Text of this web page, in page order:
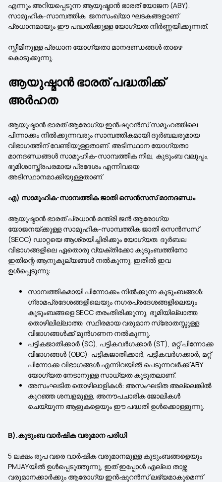
എന്നും അറിയപ്പെടുന്ന ആയുഷ്മാൻ ഭാരത് യോജന (ABY).
സാമൂഹിക-സാമ്പത്തിക, ജനസംഖ്യാ ഘടകങ്ങളാണ്
പ്രധാനമായും ഈ പദ്ധതിക്കുള്ള യോഗ്യത നിർണ്ണയിക്കുന്നത്.
സ്കീമിനുള്ള പ്രധാന യോഗ്യതാ മാനദണ്ഡങ്ങൾ താഴെ
കൊടുക്കുന്നു.
ആയുഷ്മാൻ ഭാരത് പദ്ധതിക്ക്
അർഹത
ആയുഷ്മാൻ ഭാരത് ആരോഗ്യ ഇൻഷുറൻസ് സമൂഹത്തിലെ
പിന്നാക്കം നിൽക്കുന്നവരും സാമ്പത്തികമായി ദുർബലരുമായ
വിഭാഗത്തിന് വേണ്ടിയുള്ളതാണ്. അടിസ്ഥാന യോഗ്യതാ
മാനദണ്ഡങ്ങൾ സാമൂഹിക-സാമ്പത്തിക നില, കുടുംബ വലുപ്പം,
ഭൂമിശാസ്ത്രപരമായ പ്രദേശം എന്നിവയെ
അടിസ്ഥാനമാക്കിയുള്ളതാണ്.
എ) സാമൂഹിക-സാമ്പത്തിക ജാതി സെൻസസ് മാനദണ്ഡം
ആയുഷ്മാൻ ഭാരത് പ്രധാൻ മന്ത്രി ജൻ ആരോഗ്യ
യോജനയ്ക്കുള്ള സാമൂഹിക-സാമ്പത്തിക ജാതി സെൻസസ്
(SECC) ഡാറ്റയെ ആശ്രയിച്ചിരിക്കും യോഗ്യത. ദുർബല
വിഭാഗങ്ങളിലെ ഏതൊരു വ്യക്തിക്കോ കുടുംബത്തിനോ
ഇതിന്റെ ആനുകൂല്യങ്ങൾ നൽകുന്നു. ഇതിൽ ഇവ
ഉൾപ്പെടുന്നു:
സാമ്പത്തികമായി പിന്നോക്കം നിൽക്കുന്ന കുടുംബങ്ങൾ:
ഗ്രാമപ്രദേശങ്ങളിലെയും നഗരപ്രദേശങ്ങളിലെയും
കുടുംബങ്ങളെ SECC തരംതിരിക്കുന്നു, ഭൂമിയില്ലാത്ത,
തൊഴിലില്ലാത്ത, സ്ഥിരമായ വരുമാന സ്രോതസ്സുള്ള
വിഭാഗങ്ങൾക്ക് മുൻഗണന നൽകുന്നു.
പട്ടികജാതിക്കാർ (SC), പട്ടികവർഗക്കാർ (ST), മറ്റ് പിന്നോക്ക
വിഭാഗങ്ങൾ (OBC): പട്ടികജാതിക്കാർ, പട്ടികവർഗക്കാർ, മറ്റ്
പിന്നോക്ക വിഭാഗങ്ങൾ എന്നിവയിൽ പെടുന്നവർക്ക് ABY
യോഗ്യത നേടാനുള്ള സാധ്യത കൂടുതലാണ്.
അസംഘടിത തൊഴിലാളികൾ: അസംഘടിത അല്ലെങ്കിൽ
കുറഞ്ഞ ശമ്പളമുള്ള, അനൗപചാരിക ജോലികൾ
ചെയ്യുന്ന ആളുകളെയും ഈ പദ്ധതി ഉൾക്കൊള്ളുന്നു.
B).കുടുംബ വാർഷിക വരുമാന പരിധി
5 ലക്ഷം രൂപ വരെ വാർഷിക വരുമാനമുള്ള കുടുംബങ്ങളെയും
PMJAYയിൽ ഉൾപ്പെടുത്തുന്നു, ഇത് ഇപ്പോൾ എല്ലാ താഴ്ന്ന
വരുമാനക്കാർക്കും ആരോഗ്യ ഇൻഷുറൻസ് ലഭ്യമാകുമെന്ന്